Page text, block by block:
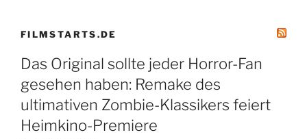
FILMSTARTS.DE
Das Original sollte jeder Horror-Fan
gesehen haben: Remake des
ultimativen Zombie-Klassikers feiert
Heimkino-Premiere